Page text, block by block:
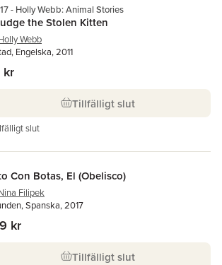
- Holly Webb: Animal Stories
the Stolen Kitten
Webb
Engelska, 2011
Tillfälligt slut
slut
Con Botas, El (Obelisco)
Filipek
Spanska, 2017
kr
Tillfälligt slut